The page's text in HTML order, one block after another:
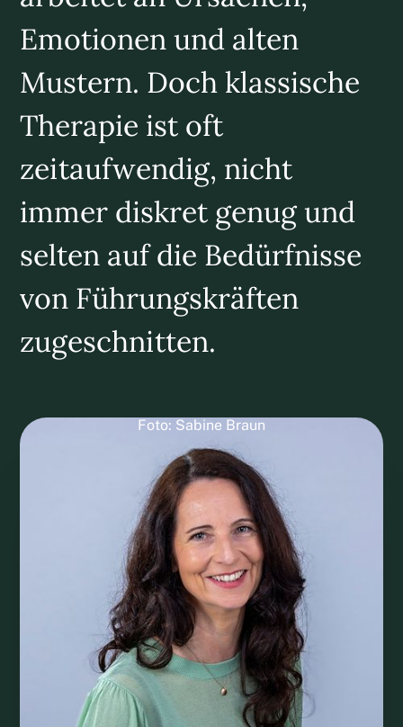
Emotionen und alten
Mustern. Doch klassische
Therapie ist oft
zeitaufwendig, nicht
immer diskret genug und
selten auf die Bedürfnisse
von Führungskräften
zugeschnitten.
Foto: Sabine Braun